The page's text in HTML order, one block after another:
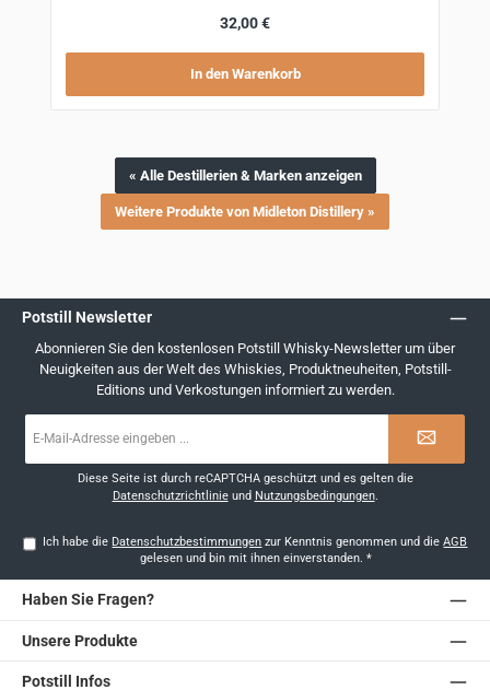
Regulärer Preis:
32,00 €
In den Warenkorb
« Alle Destillerien & Marken anzeigen
Weitere Produkte von Midleton Distillery »
Potstill Newsletter
Abonnieren Sie den kostenlosen Potstill Whisky-Newsletter um über
Neuigkeiten aus der Welt des Whiskies, Produktneuheiten, Potstill-
Editions und Verkostungen informiert zu werden.
Mail-
Diese Seite ist durch reCAPTCHA geschützt und es gelten die
Datenschutzrichtlinieund Nutzungsbedingungen.
Ich habe die Datenschutzbestimmungen zur Kenntnis genommen und dieAGB
gelesen und bin mit ihnen einverstanden. *
Haben Sie Fragen?
Unsere Produkte
Potstill Infos